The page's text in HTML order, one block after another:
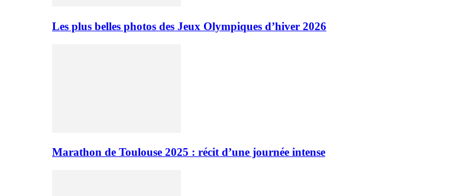
Les plus belles photos des Jeux Olympiques d’hiver 2026
Marathon de Toulouse 2025 : récit d’une journée intense